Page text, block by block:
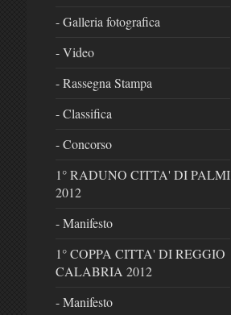
- Galleria fotografica
- Video
- Rassegna Stampa
- Classifica
- Concorso
1° RADUNO CITTA' DI PALMI
2012
- Manifesto
1° COPPA CITTA' DI REGGIO
CALABRIA 2012
- Manifesto